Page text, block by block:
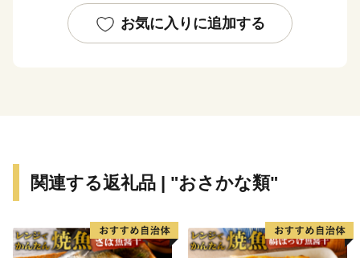
などの岬があり、絶景を楽しむことができます。
また、海だけではなく”縁結びの神様が宿る”と大切にさ
お気に入りに追加する
関連する返礼品 | "おさかな類"